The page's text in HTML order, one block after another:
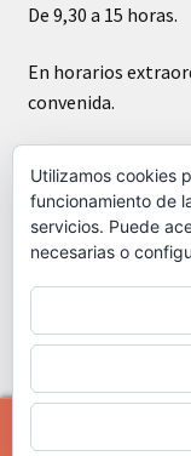
De 9,30 a 15 horas.
En horarios
convenida.
Construido con
Utilizamos cookies
funcionamiento de
servicios. Puede
necesarias o